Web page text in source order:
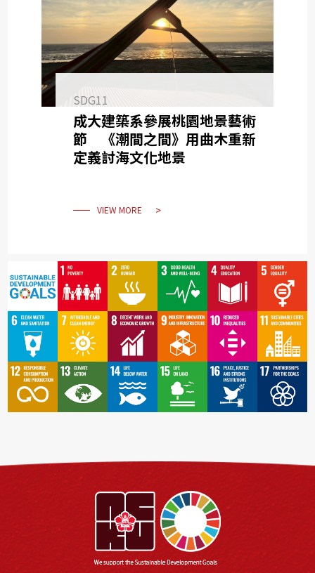
SDG11
成大建築系參展桃園地景藝術
節 《潮間之間》用曲木重新
定義討海文化地景
VIEW MORE